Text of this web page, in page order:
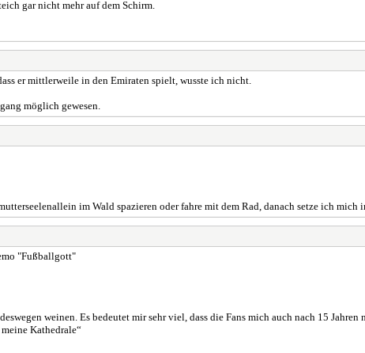
gar nicht mehr auf dem Schirm.
er mittlerweile in den Emiraten spielt, wusste ich nicht.
möglich gewesen.
im Wald spazieren oder fahre mit dem Rad, danach setze ich
"Fußballgott"
weinen. Es bedeutet mir sehr viel, dass die Fans mich auch nach 15 Jahren
Kathedrale“